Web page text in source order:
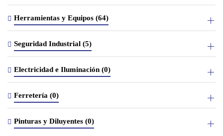
Herramientas y Equipos (64)
Seguridad Industrial (5)
Electricidad e Iluminación (0)
Ferretería (0)
Pinturas y Diluyentes (0)